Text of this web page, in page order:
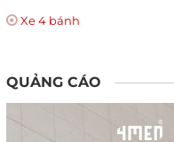
Xe 4 bánh
QUẢNG CÁO